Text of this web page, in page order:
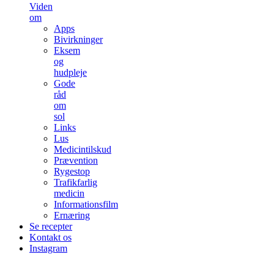
Viden
om
Apps
Bivirkninger
Eksem
og
hudpleje
Gode
råd
om
sol
Links
Lus
Medicintilskud
Prævention
Rygestop
Trafikfarlig
medicin
Informationsfilm
Ernæring
Se recepter
Kontakt os
Instagram